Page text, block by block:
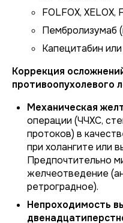
FOLFOX, XELOX,
Пембролизумаб
Капецитабин
Коррекция
противоопухолевого
Механическая
операции (ЧЧХС,
протоков) в
при холангите или
Предпочтительно
желчеотведение
ретроградное).
Непроходимость